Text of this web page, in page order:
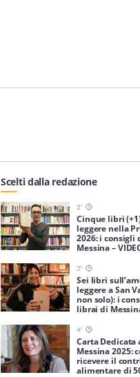
Scelti dalla redazione
2'
Cinque libri
leggere nella
2026: i consigli
Messina –
2'
Sei libri
leggere a San
non solo): i
librai di
4'
Carta Dedicata
Messina 2025:
ricevere il
alimentare di